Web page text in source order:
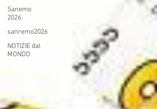
Sanemo
2026
sanremo2026
NOTIZIE dal
MONDO